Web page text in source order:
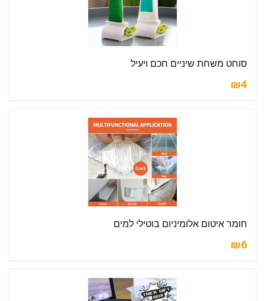
סוחט משחת שיניים חכם ויעיל
₪4
חומר איטום אלומיניום בוטילי למים
₪6